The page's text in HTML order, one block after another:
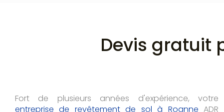
Devis gratuit
Fort de plusieurs années d'expérience, votre
entreprise de revêtement de sol à Roanne ADR